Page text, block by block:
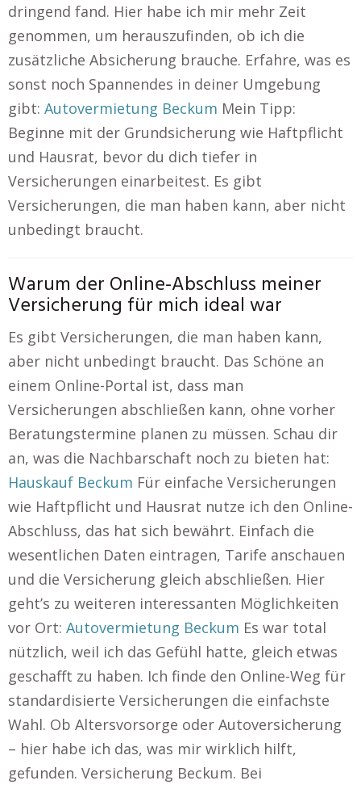
dringend fand. Hier habe ich mir mehr Zeit
genommen, um herauszufinden, ob ich die
zusätzliche Absicherung brauche. Erfahre, was es
sonst noch Spannendes in deiner Umgebung
gibt: Autovermietung Beckum Mein Tipp:
Beginne mit der Grundsicherung wie Haftpflicht
und Hausrat, bevor du dich tiefer in
Versicherungen einarbeitest. Es gibt
Versicherungen, die man haben kann, aber nicht
unbedingt braucht.
Warum der Online-Abschluss meiner
Versicherung für mich ideal war
Es gibt Versicherungen, die man haben kann,
aber nicht unbedingt braucht. Das Schöne an
einem Online-Portal ist, dass man
Versicherungen abschließen kann, ohne vorher
Beratungstermine planen zu müssen. Schau dir
an, was die Nachbarschaft noch zu bieten hat:
Hauskauf Beckum Für einfache Versicherungen
wie Haftpflicht und Hausrat nutze ich den Online-
Abschluss, das hat sich bewährt. Einfach die
wesentlichen Daten eintragen, Tarife anschauen
und die Versicherung gleich abschließen. Hier
geht’s zu weiteren interessanten Möglichkeiten
vor Ort: Autovermietung Beckum Es war total
nützlich, weil ich das Gefühl hatte, gleich etwas
geschafft zu haben. Ich finde den Online-Weg für
standardisierte Versicherungen die einfachste
Wahl. Ob Altersvorsorge oder Autoversicherung
– hier habe ich das, was mir wirklich hilft,
gefunden. Versicherung Beckum. Bei